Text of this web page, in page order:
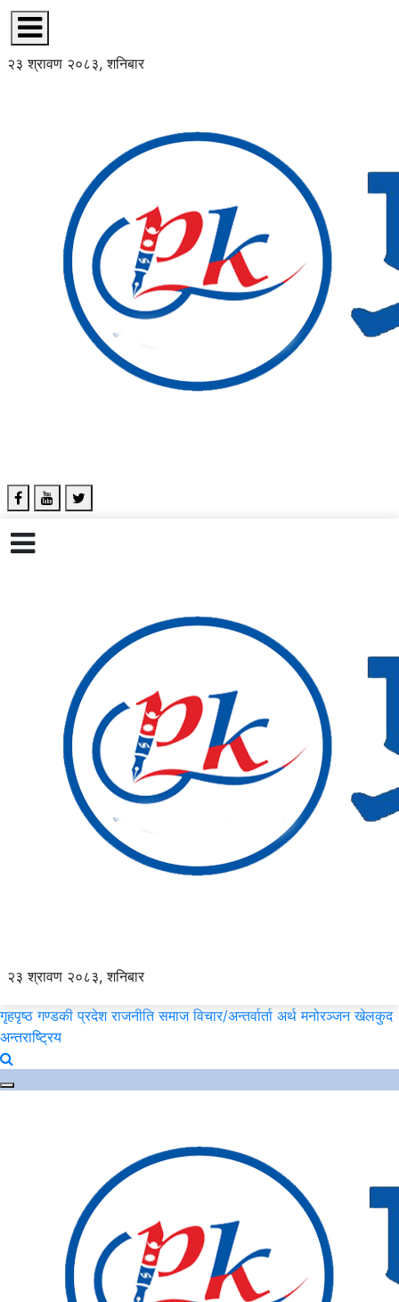
२३ श्रावण २०८३, शनिबार
२३ श्रावण २०८३, शनिबार
गृहपृष्ठ गण्डकी प्रदेश राजनीति समाज विचार/अन्तर्वार्ता अर्थ मनोरञ्जन खेलकुद
अन्तराष्ट्रिय